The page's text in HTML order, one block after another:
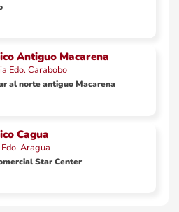
Antiguo Macarena
Edo. Carabobo
al norte antiguo Macarena
Cagua
Edo. Aragua
Star Center